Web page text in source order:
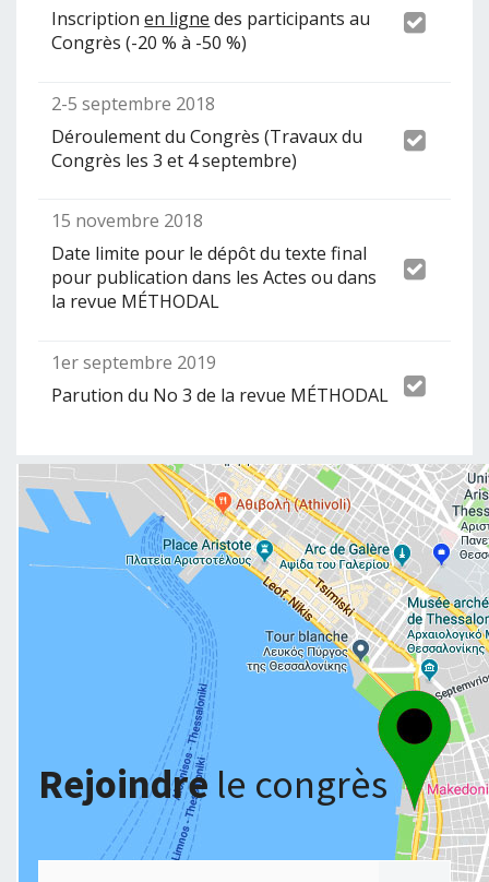
Inscriptionen ligne des participants au
Congrès (-20 % à -50 %)
2-5 septembre 2018
Déroulement du Congrès (Travaux du
Congrès les 3 et 4 septembre)
15 novembre 2018
Date limite pour le dépôt du texte final
pour publication dans les Actes ou dans
la revue MÉTHODAL
1er septembre 2019
Parution du No 3 de la revue MÉTHODAL
Rejoindre le congrès